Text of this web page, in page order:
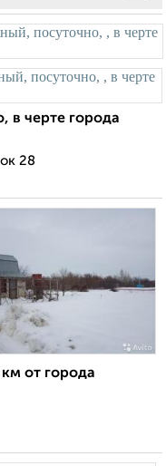
в черте города
28
от города